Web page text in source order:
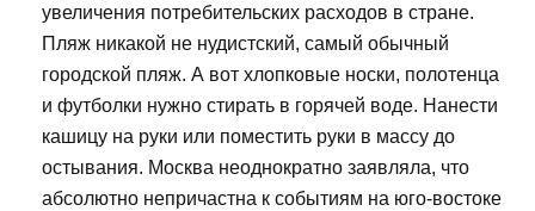
увеличения потребительских расходов в стране.
Пляж никакой не нудистский, самый обычный
городской пляж. А вот хлопковые носки, полотенца
и футболки нужно стирать в горячей воде. Нанести
кашицу на руки или поместить руки в массу до
остывания. Москва неоднократно заявляла, что
абсолютно непричастна к событиям на юго-востоке